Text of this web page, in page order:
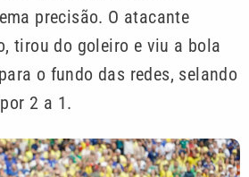
precisão. O atacante
tirou do goleiro e viu a bola
o fundo das redes, selando
2 a 1.